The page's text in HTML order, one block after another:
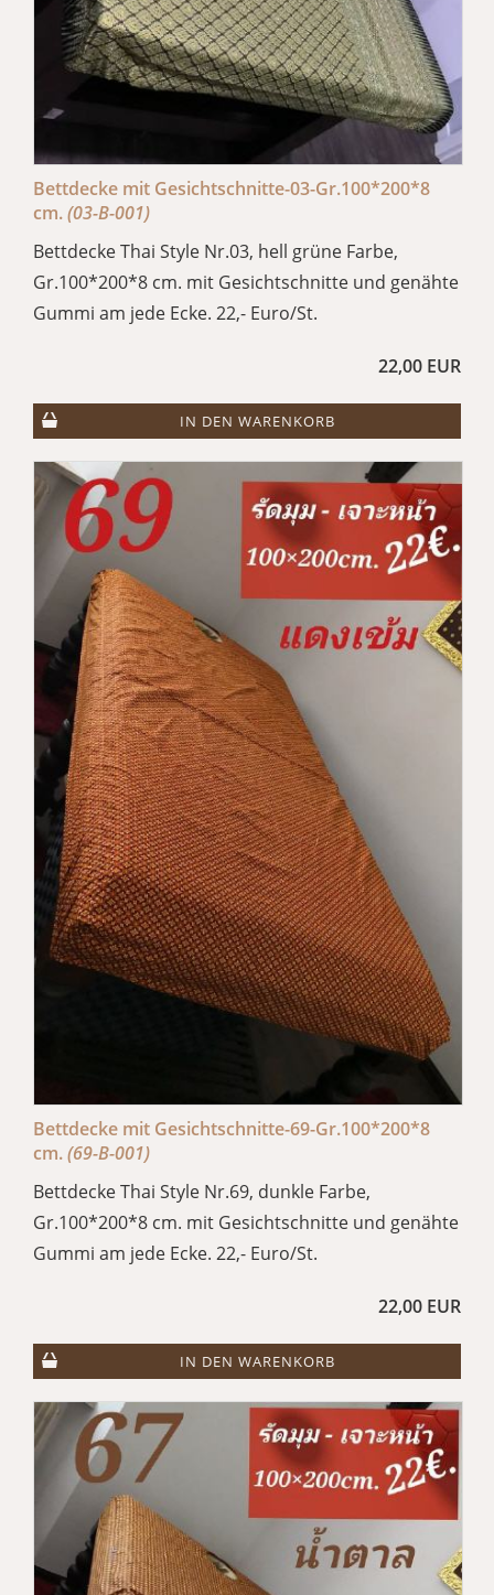
Bettdecke mit Gesichtschnitte-03-Gr.100*200*8
cm.(03-B-001)
Bettdecke Thai Style Nr.03, hell grüne Farbe,
Gr.100*200*8 cm. mit Gesichtschnitte und genähte
Gummi am jede Ecke. 22,- Euro/St.
22,00 EUR
IN DEN WARENKORB
Bettdecke mit Gesichtschnitte-69-Gr.100*200*8
cm.(69-B-001)
Bettdecke Thai Style Nr.69, dunkle Farbe,
Gr.100*200*8 cm. mit Gesichtschnitte und genähte
Gummi am jede Ecke. 22,- Euro/St.
22,00 EUR
IN DEN WARENKORB